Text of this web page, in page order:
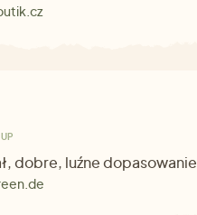
dobre, luźne dopasowanie